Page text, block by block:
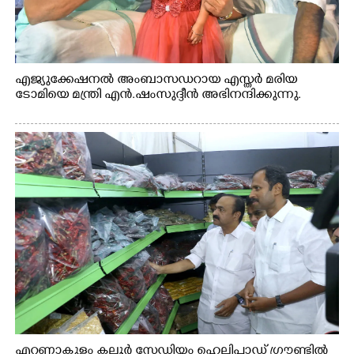
എജ്യുക്കേഷനൽ അംബാസഡറായ എസ്തർ മരിയ
ടോമിയെ മന്ത്രി എൻ.ഷംസുദ്ദീൻ അഭിനന്ദിക്കുന്നു.